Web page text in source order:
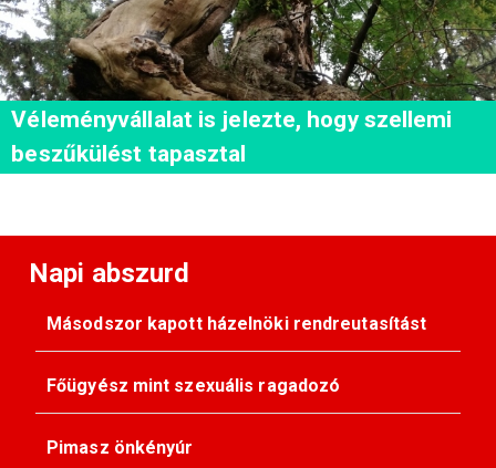
Véleményvállalat is jelezte, hogy szellemi
beszűkülést tapasztal
Napi abszurd
Másodszor kapott házelnöki rendreutasítást
Főügyész mint szexuális ragadozó
Pimasz önkényúr